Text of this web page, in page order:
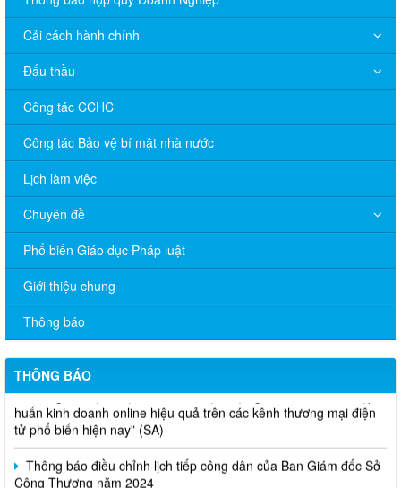
Cải cách hành chính
Đấu thầu
Công tác CCHC
Công tác Bảo vệ bí mật nhà nước
Lịch làm việc
Chuyên đề
Phổ biến Giáo dục Pháp luật
Giới thiệu chung
Thông báo
THÔNG BÁO
V/v đề nghị báo cáo hệ thống phân phối, nhãn hiệu hàng hóa
và hoạt động mua bán khí trên địa bàn tỉnh năm 2025 (nhắc lần
2).
Thông báo lựa chọn nhà thầu thực hiện gói thầu: “tổ chức tập
huấn kinh doanh online hiệu quả trên các kênh thương mại điện
tử phổ biến hiện nay” (SA)
Thông báo điều chỉnh lịch tiếp công dân của Ban Giám đốc Sở
Công Thương năm 2024